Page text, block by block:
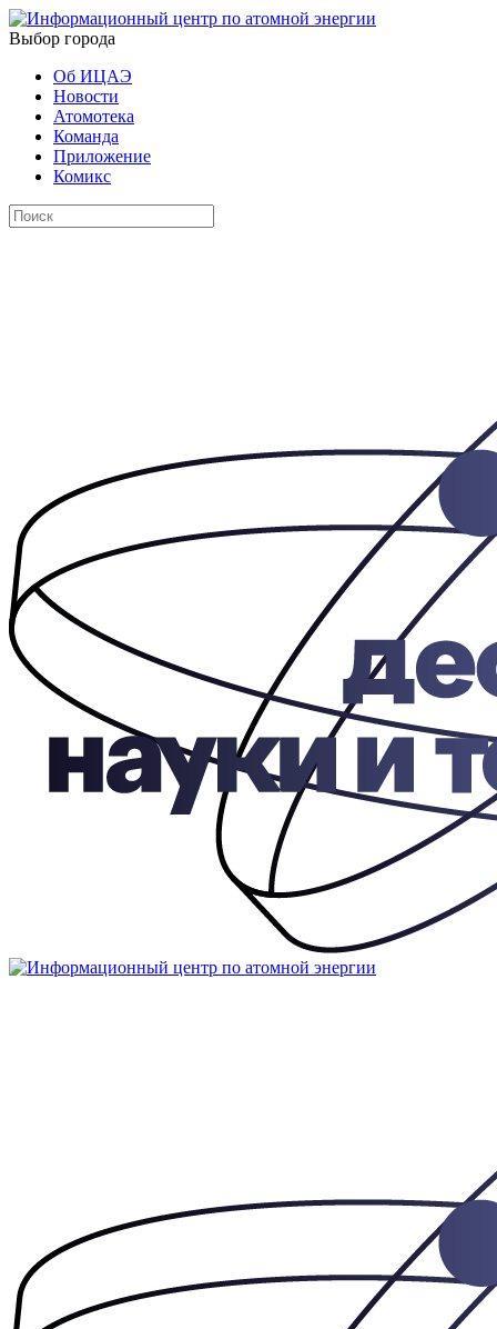
Выбор города
Об ИЦАЭ
Новости
Атомотека
Команда
Приложение
Комикс